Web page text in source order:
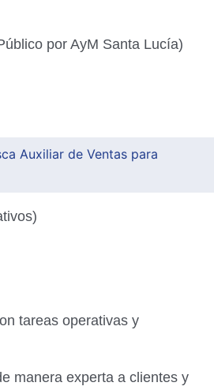
por AyM Santa Lucía)
Auxiliar de Ventas para
tareas operativas y
manera experta a clientes y